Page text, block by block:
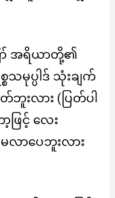
အရိယာတို့၏
သမုပ္ပါဒ် သုံးချက်
ဘူးလား (ပြတ်ပါ
ြင့် လေး
လာပေဘူးလား